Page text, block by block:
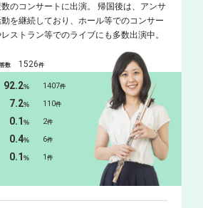
のコンサートに出演。 帰国後は、アンサ
を継続しており、ホール等でのコンサー
ストラン等でのライブにも多数出演中。
数 1526件
92.2% 1407件
7.2% 110件
0.1% 2件
0.4% 6件
0.1% 1件